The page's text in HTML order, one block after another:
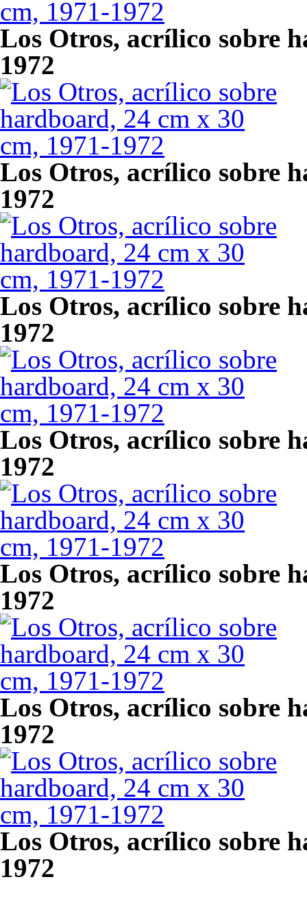
Los Otros, acrílico sobre
1972
Los Otros, acrílico sobre
1972
Los Otros, acrílico sobre
1972
Los Otros, acrílico sobre
1972
Los Otros, acrílico sobre
1972
Los Otros, acrílico sobre
1972
Los Otros, acrílico sobre
1972